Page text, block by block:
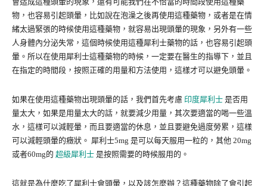
物，也容易引起頭暈，比如說在泡澡之後再使用這種藥物，或者是在情
緒太過緊張的時候使用這種藥物，就容易出現頭暈的現象，另外有一些
人身體內分泌失常，這個時候使用這種犀利士藥物的話，也容易引起頭
暈。所以在使用犀利士這種藥物的時候，一定要在醫生的指導下，並且
在指定的時間段，按照正確的用量和方法使用，這樣才可以避免頭暈。
如果在使用這種藥物出現頭暈的話，我們首先考慮 印度犀利士 是否用
量太大，如果是用量太大的話，就要減少用量，其次要適當的喝一些溫
水，這樣可以減輕暈，而且要適當的休息，並且要避免過度勞累，這樣
可以減輕頭暈的癥狀。 犀利士5mg 是可以每天服用一粒的，其他 20mg
或者60mg的 超級犀利士 是按照需要的時候服用的。
這就是為什麼吃了犀利士會頭暈，以及該怎麼辦？這種藥物除了會引起